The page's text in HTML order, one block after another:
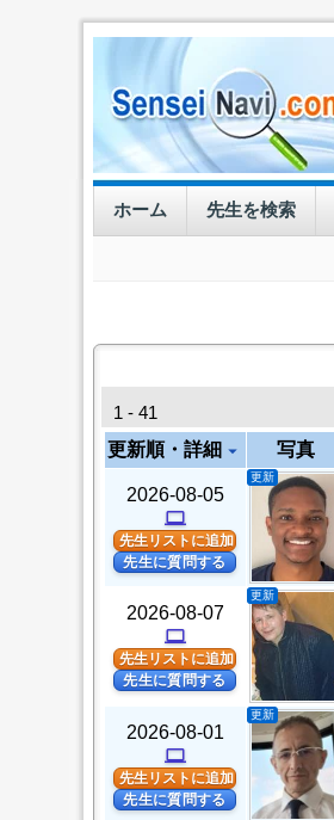
ホーム 先生を検索
1 - 41
更新順・詳細 arrow_drop_down 写真
2026-08-05
computer
先生リストに追加
先生に質問する
更新
2026-08-07
computer
先生リストに追加
先生に質問する
更新
2026-08-01
computer
先生リストに追加
先生に質問する
更新